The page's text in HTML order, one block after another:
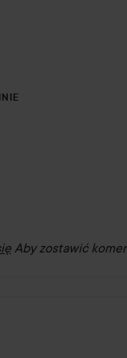
Aby zostawić
1 lat temu